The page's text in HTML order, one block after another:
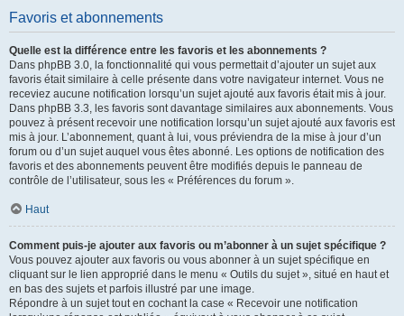
Favoris et abonnements
Quelle est la différence entre les favoris et les abonnements ?
Dans phpBB 3.0, la fonctionnalité qui vous permettait d’ajouter un sujet aux
favoris était similaire à celle présente dans votre navigateur internet. Vous ne
receviez aucune notification lorsqu’un sujet ajouté aux favoris était mis à jour.
Dans phpBB 3.3, les favoris sont davantage similaires aux abonnements. Vous
pouvez à présent recevoir une notification lorsqu’un sujet ajouté aux favoris est
mis à jour. L’abonnement, quant à lui, vous préviendra de la mise à jour d’un
forum ou d’un sujet auquel vous êtes abonné. Les options de notification des
favoris et des abonnements peuvent être modifiés depuis le panneau de
contrôle de l’utilisateur, sous les « Préférences du forum ».
Haut
Comment puis-je ajouter aux favoris ou m’abonner à un sujet spécifique ?
Vous pouvez ajouter aux favoris ou vous abonner à un sujet spécifique en
cliquant sur le lien approprié dans le menu « Outils du sujet », situé en haut et
en bas des sujets et parfois illustré par une image.
Répondre à un sujet tout en cochant la case « Recevoir une notification